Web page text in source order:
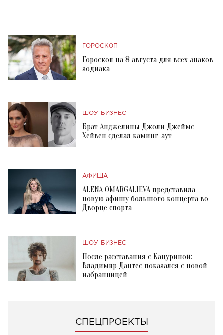
ГОРОСКОП
Гороскоп на 8 августа для всех знаков
зодиака
ШОУ-БИЗНЕС
Брат Анджелины Джоли Джеймс
Хейвен сделал каминг-аут
АФИША
ALENA OMARGALIEVA представила
новую афишу большого концерта во
Дворце спорта
ШОУ-БИЗНЕС
После расставания с Кацуриной:
Владимир Дантес показался с новой
избранницей
СПЕЦПРОЕКТЫ